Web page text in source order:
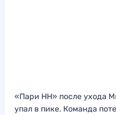
«Пари НН» после ухода
упал в пике. Команда